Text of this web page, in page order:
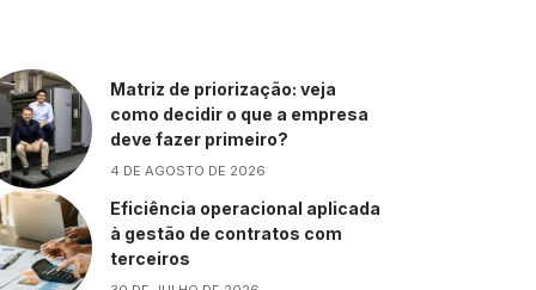
Matriz de priorização: veja
como decidir o que a empresa
deve fazer primeiro?
4 DE AGOSTO DE 2026
Eficiência operacional aplicada
à gestão de contratos com
terceiros